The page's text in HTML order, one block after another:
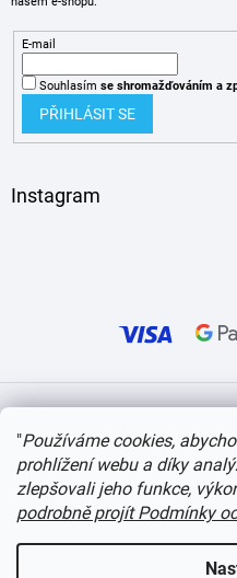
"Používáme cookies,
prohlížení webu a díky
zlepšovali jeho funkce,
podrobně projít Podmínky
E-mail
Souhlasím se shromažďováním a
PŘIHLÁSIT SE
Instagram
Copyright 2026itvlaky.cz . Všechna